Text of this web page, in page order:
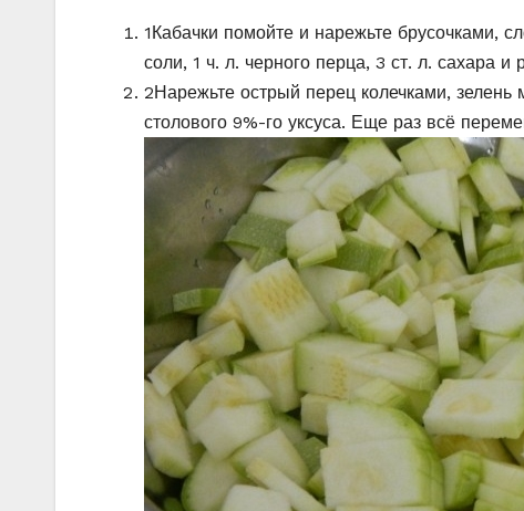
1 Кабачки помойте и нарежьте брусочками,
соли, 1 ч. л. черного перца, 3 ст. л. сахара и
2Нарежьте острый перец колечками, зелень
столового 9%-го уксуса. Еще раз всё